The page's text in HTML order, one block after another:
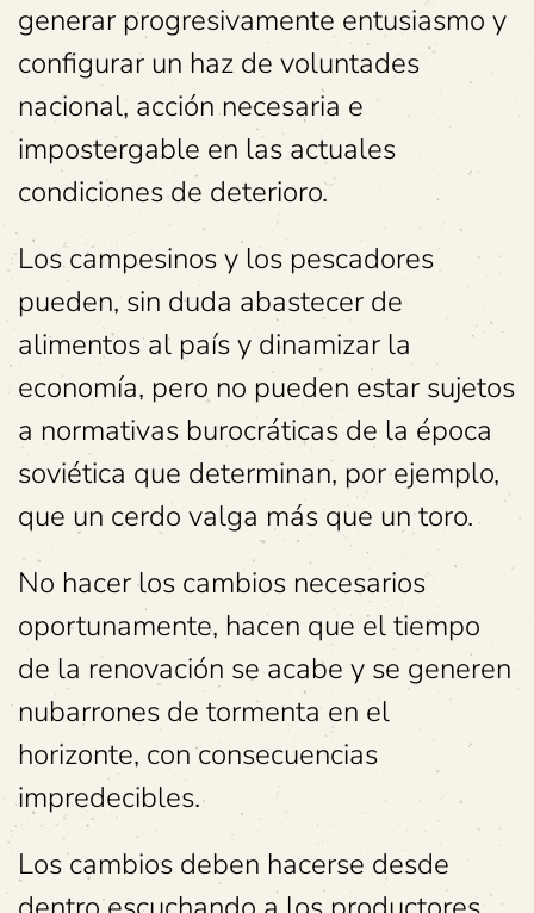
generar progresivamente entusiasmo y
configurar un haz de voluntades
nacional, acción necesaria e
impostergable en las actuales
condiciones de deterioro.
Los campesinos y los pescadores
pueden, sin duda abastecer de
alimentos al país y dinamizar la
economía, pero no pueden estar sujetos
a normativas burocráticas de la época
soviética que determinan, por ejemplo,
que un cerdo valga más que un toro.
No hacer los cambios necesarios
oportunamente, hacen que el tiempo
de la renovación se acabe y se generen
nubarrones de tormenta en el
horizonte, con consecuencias
impredecibles.
Los cambios deben hacerse desde